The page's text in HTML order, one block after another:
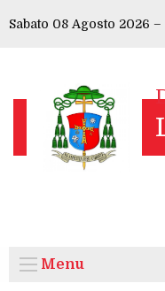
toSabato 08 Agosto 2026 –
Menu